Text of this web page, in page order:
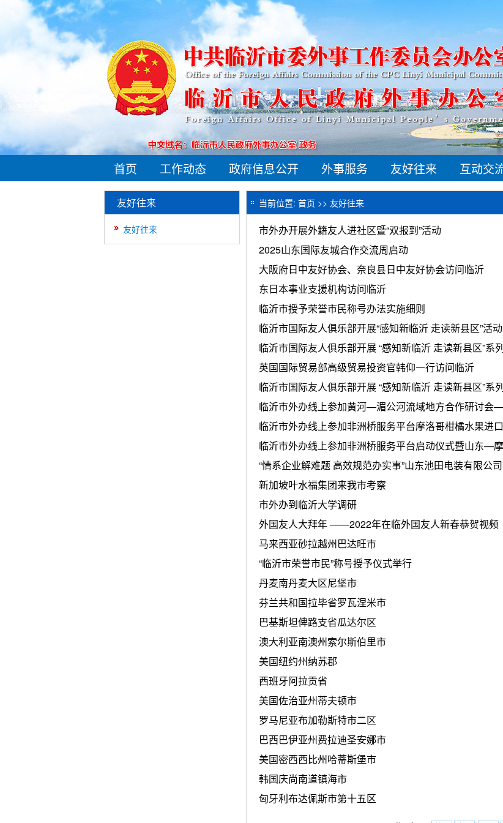
首页 工作动态 政府信息公开 外事服务 友好往来 互动交
友好往来
友好往来
当前位置: 首页 >> 友好往来
市外办开展外籍友人进社区暨“双报到”活动
2025山东国际友城合作交流周启动
大阪府日中友好协会、奈良县日中友好协会访问临沂
东日本事业支援机构访问临沂
临沂市授予荣誉市民称号办法实施细则
临沂市国际友人俱乐部开展“感知新临沂 走读新县区”活
临沂市国际友人俱乐部开展 “感知新临沂 走读新县区”系
英国国际贸易部高级贸易投资官韩仰一行访问临沂
临沂市国际友人俱乐部开展 “感知新临沂 走读新县区”系
临沂市外办线上参加黄河—湄公河流域地方合作研讨会
临沂市外办线上参加非洲桥服务平台摩洛哥柑橘水果进
临沂市外办线上参加非洲桥服务平台启动仪式暨山东—
“情系企业解难题 高效规范办实事”山东池田电装有限公
新加坡叶水福集团来我市考察
市外办到临沂大学调研
外国友人大拜年 ——2022年在临外国友人新春恭贺视频
马来西亚砂拉越州巴达旺市
“临沂市荣誉市民”称号授予仪式举行
丹麦南丹麦大区尼堡市
芬兰共和国拉毕省罗瓦涅米市
巴基斯坦俾路支省瓜达尔区
澳大利亚南澳州索尔斯伯里市
美国纽约州纳苏郡
西班牙阿拉贡省
美国佐治亚州蒂夫顿市
罗马尼亚布加勒斯特市二区
巴西巴伊亚州费拉迪圣安娜市
美国密西西比州哈蒂斯堡市
韩国庆尚南道镇海市
匈牙利布达佩斯市第十五区